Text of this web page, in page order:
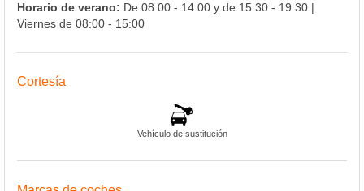
Horario de verano: De 08:00 - 14:00 y de 15:30 - 19:30 |
Viernes de 08:00 - 15:00
Cortesía
Vehículo de sustitución